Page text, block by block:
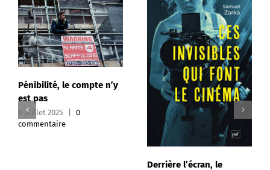
n’y
La santé mentale,
cause nationale de
l’entreprise
24 février 2025
commentaire